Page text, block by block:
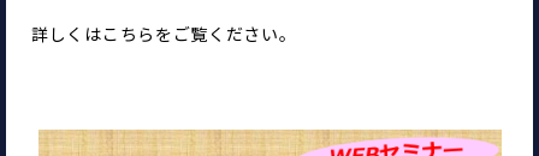
詳しくはこちらをご覧ください。